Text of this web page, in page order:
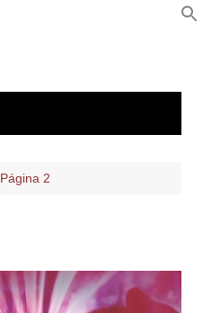
Página 2